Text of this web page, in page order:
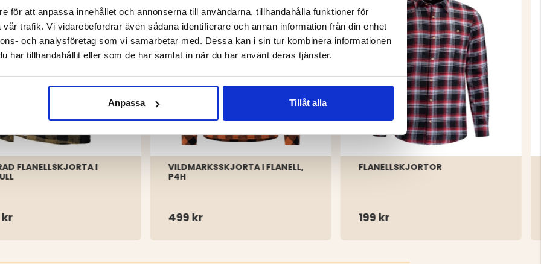
för att anpassa innehållet och annonserna till användarna, tillhandahålla funktioner för
trafik. Vi vidarebefordrar även sådana identifierare och annan information från din enhet
och analysföretag som vi samarbetar med. Dessa kan i sin tur kombinera informationen
har tillhandahållit eller som de har samlat in när du har använt deras tjänster.
Anpassa Tillåt alla
FLANELLSKJORTA I
VILDMARKSSKJORTA I FLANELL,
P4H
499 kr
FLANELLSKJORTOR
199 kr